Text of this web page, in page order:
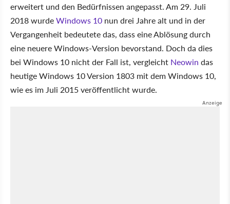
erweitert und den Bedürfnissen angepasst. Am 29. Juli
2018 wurdeWindows 10 nun drei Jahre alt und in der
Vergangenheit bedeutete das, dass eine Ablösung durch
eine neuere Windows-Version bevorstand. Doch da dies
bei Windows 10 nicht der Fall ist, vergleicht Neowin das
heutige Windows 10 Version 1803 mit dem Windows 10,
wie es im Juli 2015 veröffentlicht wurde.